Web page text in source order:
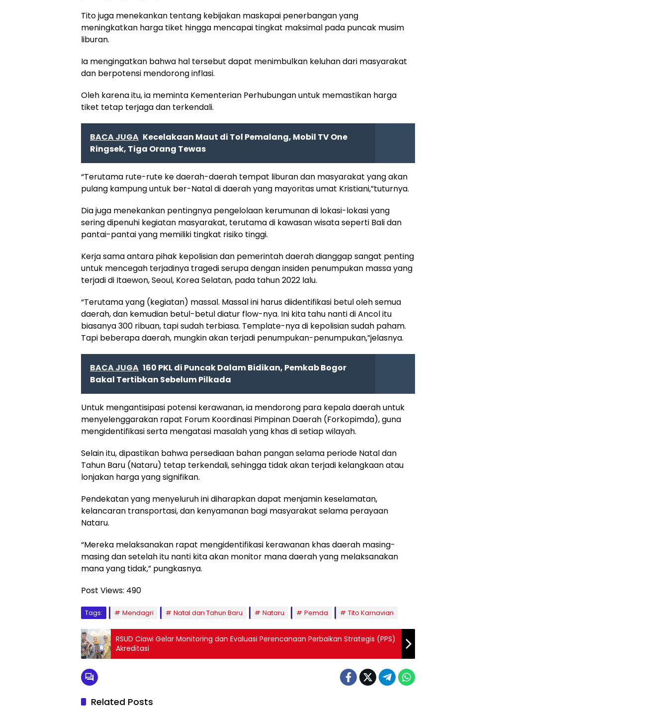
Tito juga menekankan tentang kebijakan maskapai penerbangan yang
meningkatkan harga tiket hingga mencapai tingkat maksimal pada puncak musim
liburan.
Ia mengingatkan bahwa hal tersebut dapat menimbulkan keluhan dari masyarakat
dan berpotensi mendorong inflasi.
Oleh karena itu, ia meminta Kementerian Perhubungan untuk memastikan harga
tiket tetap terjaga dan terkendali.
BACA JUGA Kecelakaan Maut di Tol Pemalang, Mobil TV One
Ringsek, Tiga Orang Tewas
“Terutama rute-rute ke daerah-daerah tempat liburan dan masyarakat yang akan
pulang kampung untuk ber-Natal di daerah yang mayoritas umat Kristiani,”tuturnya.
Dia juga menekankan pentingnya pengelolaan kerumunan di lokasi-lokasi yang
sering dipenuhi kegiatan masyarakat, terutama di kawasan wisata seperti Bali dan
pantai-pantai yang memiliki tingkat risiko tinggi.
Kerja sama antara pihak kepolisian dan pemerintah daerah dianggap sangat penting
untuk mencegah terjadinya tragedi serupa dengan insiden penumpukan massa yang
terjadi di Itaewon, Seoul, Korea Selatan, pada tahun 2022 lalu.
“Terutama yang (kegiatan) massal. Massal ini harus diidentifikasi betul oleh semua
daerah, dan kemudian betul-betul diatur flow-nya. Ini kita tahu nanti di Ancol itu
biasanya 300 ribuan, tapi sudah terbiasa. Template-nya di kepolisian sudah paham.
Tapi beberapa daerah, mungkin akan terjadi penumpukan-penumpukan,”jelasnya.
BACA JUGA 160 PKL di Puncak Dalam Bidikan, Pemkab Bogor
Bakal Tertibkan Sebelum Pilkada
Untuk mengantisipasi potensi kerawanan, ia mendorong para kepala daerah untuk
menyelenggarakan rapat Forum Koordinasi Pimpinan Daerah (Forkopimda), guna
mengidentifikasi serta mengatasi masalah yang khas di setiap wilayah.
Selain itu, dipastikan bahwa persediaan bahan pangan selama periode Natal dan
Tahun Baru (Nataru) tetap terkendali, sehingga tidak akan terjadi kelangkaan atau
lonjakan harga yang signifikan.
Pendekatan yang menyeluruh ini diharapkan dapat menjamin keselamatan,
kelancaran transportasi, dan kenyamanan bagi masyarakat selama perayaan
Nataru.
“Mereka melaksanakan rapat mengidentifikasi kerawanan khas daerah masing-
masing dan setelah itu nanti kita akan monitor mana daerah yang melaksanakan
mana yang tidak,” pungkasnya.
Post Views: 490
Tags: Mendagri Natal dan Tahun Baru Nataru Pemda Tito Karnavian
RSUD Ciawi Gelar Monitoring dan Evaluasi Perencanaan Perbaikan Strategis (PPS)
Akreditasi
Related Posts